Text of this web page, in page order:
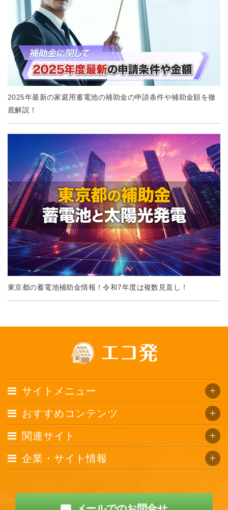
2025年最新の家庭用蓄電池の補助金の申請条件や補助金額を徹
底解説！
東京都の蓄電池補助金情報！令和7年度は複数見直し！
サイトメニュー
おすすめコンテンツ
関連サイト
企業・サイト情報